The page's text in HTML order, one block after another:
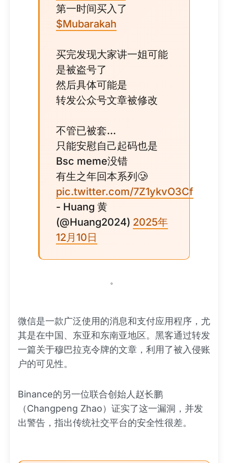
第一时间买入了
$Mubarakah
买完发现大家讲一姐可能
是被盗号了
然后具体可能是
转发公众号文章被修改
不管已被套...
只能安慰自己起码也是
Bsc meme没错
有生之年回本系列🥲
pic.twitter.com/7Z1ykvO3Cf
- Huang 黄
(@Huang2024) 2025年
12月10日
。
微信是一款广泛使用的消息和支付应用程序，尤
其是在中国、东亚和东南亚地区。黑客通过转发
一篇关于穆巴拉克令牌的文章，利用了被入侵账
户的可见性。
Binance的另一位联合创始人赵长鹏
（Changpeng Zhao）证实了这一漏洞，并发
出警告，指出传统社交平台的安全性很差。